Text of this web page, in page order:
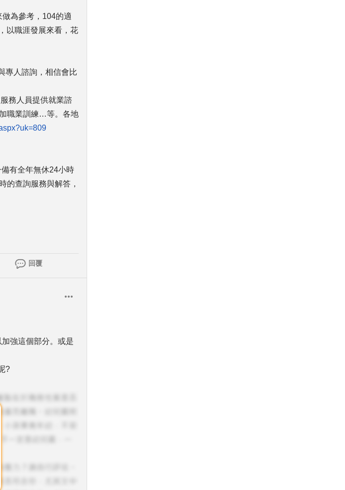
為參考，104的適
以職涯發展來看，花
專人諮詢，相信會比
務人員提供就業諮
職業訓練…等。各地
有全年無休24小時
的查詢服務與解答，
回覆
強這個部分。或是
?